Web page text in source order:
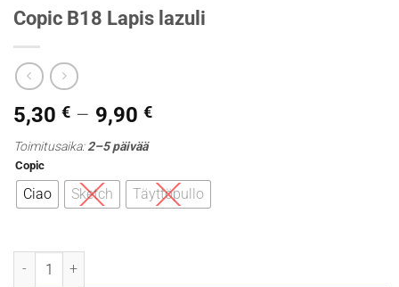
Copic B18 Lapis lazuli
5,30 € – 9,90 €Hintaluokka:
9,90 €
Toimitusaika:2–5 päivää
Copic
Ciao Sketch Täyttöpullo
Copic B18 Lapis lazuli määrä